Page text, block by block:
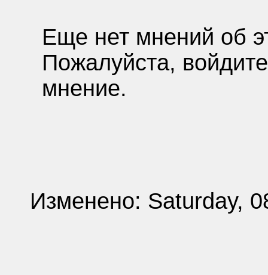
Еще нет мнений об
Пожалуйста,
мнение.
Изменено: Saturday,